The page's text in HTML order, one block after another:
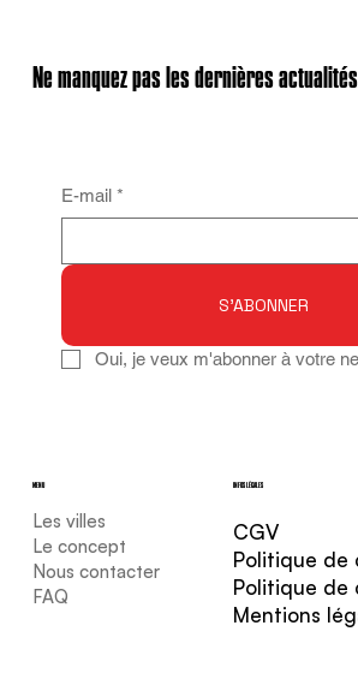
Ne manquez pas les dernières
E-mail *
S'ABONNER
Oui, je veux m'abonner à votre
Les villes
Le concept
Nous contacter
FAQ
MENU INFOS LÉGALES
CGV
Politique de
Politique de
Mentions